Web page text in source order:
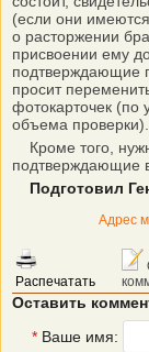
(если они
о расторжении
присвоении ему
подтверждающие
просит
фотокарточек (по
объема проверки).
Кроме того,
подтверждающие
Подготовил
Адрес
Распечатать
Оставить
* Ваше имя: